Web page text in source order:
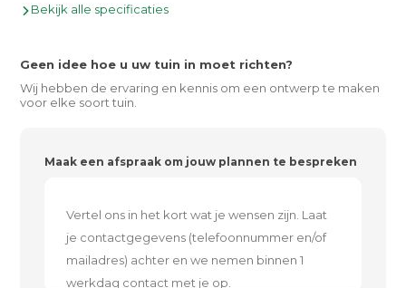
Bekijk alle specificaties
Geen idee hoe u uw tuin in moet richten?
Wij hebben de ervaring en kennis om een ontwerp te maken
voor elke soort tuin.
Maak een afspraak om jouw plannen te bespreken